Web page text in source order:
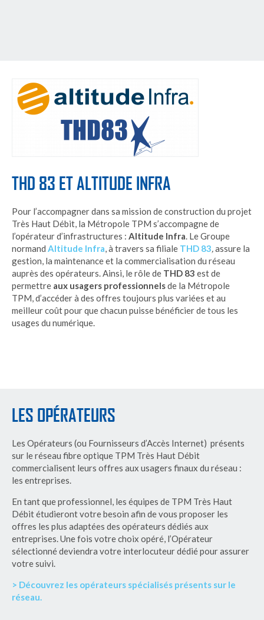
THD 83 ET ALTITUDE INFRA
Pour l’accompagner dans sa mission de construction du projet
Très Haut Débit, la Métropole TPM s’accompagne de
l’opérateur d’infrastructures : Altitude Infra. Le Groupe
normand Altitude Infra, à travers sa filiale THD 83,assure la
gestion, la maintenance et la commercialisation du réseau
auprès des opérateurs. Ainsi, le rôle de THD 83 est de
permettre aux usagers professionnelsde la Métropole
TPM, d’accéder à des offres toujours plus variées et au
meilleur coût pour que chacun puisse bénéficier de tous les
usages du numérique.
LES OPÉRATEURS
Les Opérateurs (ou Fournisseurs d’Accès Internet) présents
sur le réseau fibre optique TPM Très Haut Débit
commercialisent leurs offres aux usagers finaux du réseau :
les entreprises.
En tant que professionnel, les équipes de TPM Très Haut
Débit étudieront votre besoin afin de vous proposer les
offres les plus adaptées des opérateurs dédiés aux
entreprises. Une fois votre choix opéré, l’Opérateur
sélectionné deviendra votre interlocuteur dédié pour assurer
votre suivi.
> Découvrez les opérateurs spécialisés présents sur le
réseau.